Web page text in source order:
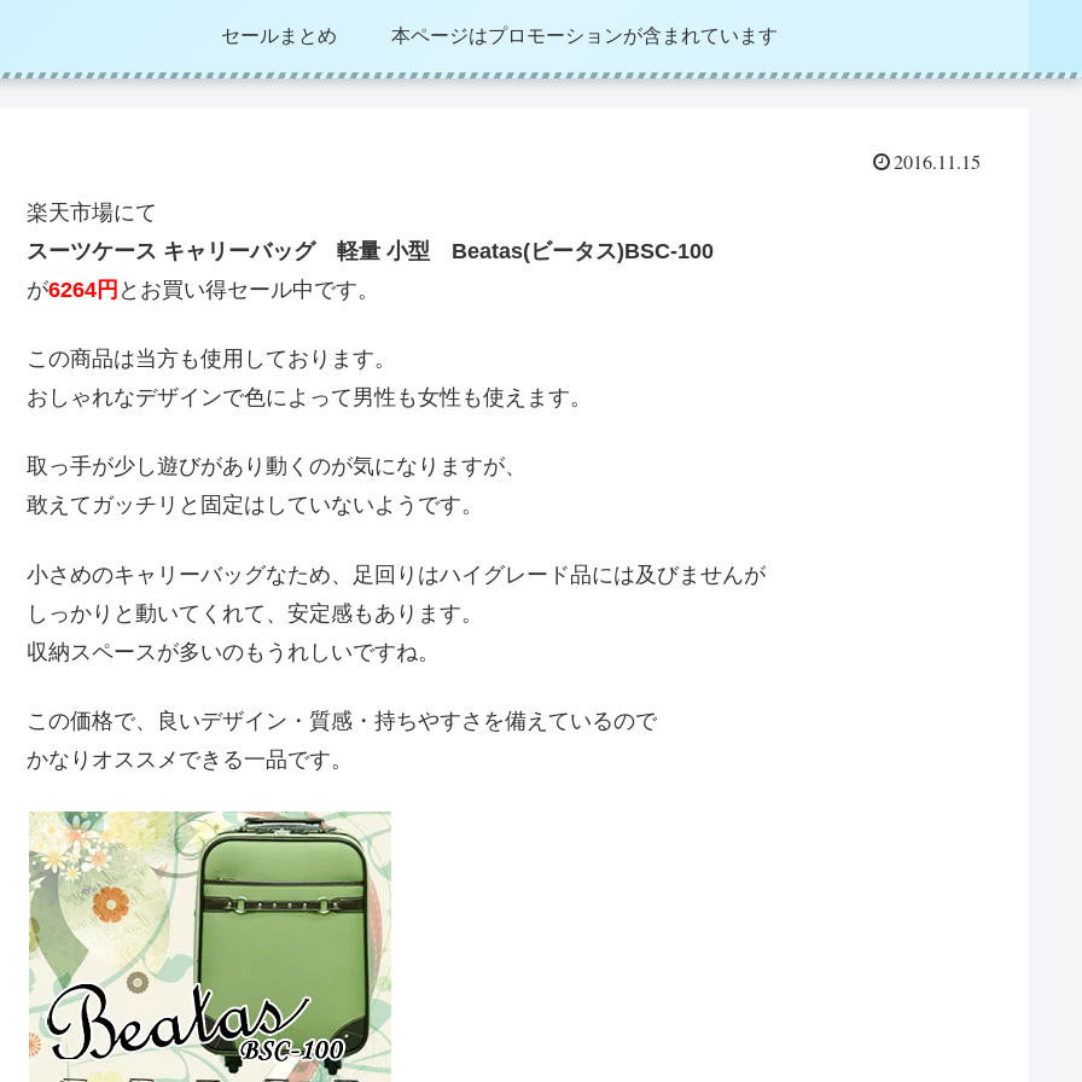
セールまとめ 本ページはプロモーションが含まれています
2016.11.15
楽天市場にて
スーツケース キャリーバッグ 軽量 小型 Beatas(ビータス)BSC-100
が6264円 とお買い得セール中です。
この商品は当方も使用しております。
おしゃれなデザインで色によって男性も女性も使えます。
取っ手が少し遊びがあり動くのが気になりますが、
敢えてガッチリと固定はしていないようです。
小さめのキャリーバッグなため、足回りはハイグレード品には及びませんが
しっかりと動いてくれて、安定感もあります。
収納スペースが多いのもうれしいですね。
この価格で、良いデザイン・質感・持ちやすさを備えているので
かなりオススメできる一品です。